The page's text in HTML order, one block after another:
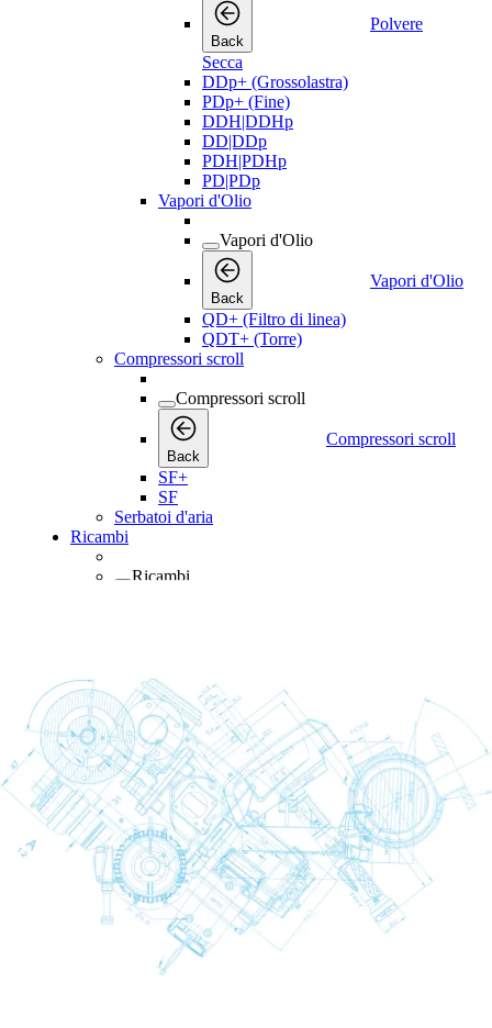
Back
Polvere
Secca
DDp+ (Grossolastra)
PDp+ (Fine)
DDH|DDHp
DD|DDp
PDH|PDHp
PD|PDp
Vapori d'Olio
Vapori d'Olio
Back
Vapori d'Olio
QD+ (Filtro di linea)
QDT+ (Torre)
Compressori scroll
Compressori scroll
Back
Compressori scroll
SF+
SF
Serbatoi d'aria
Ricambi
Ricambi
Materiali di consumo
Materiali di consumo
Back
Materiali di
consumo
Kit manutenzione
Kit manutenzione
Back
Kit
manutenzione
Kit di filtri aria e olio